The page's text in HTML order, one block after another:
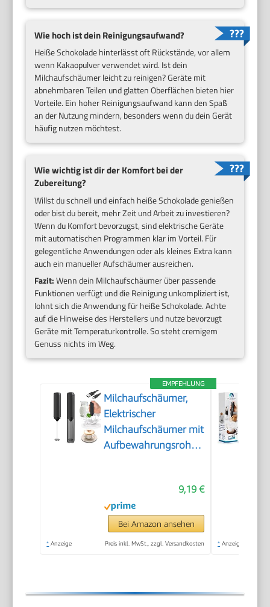
Wie hoch ist dein Reinigungsaufwand?
Heiße Schokolade hinterlässt oft Rückstände, vor allem
wenn Kakaopulver verwendet wird. Ist dein
Milchaufschäumer leicht zu reinigen? Geräte mit
abnehmbaren Teilen und glatten Oberflächen bieten hier
Vorteile. Ein hoher Reinigungsaufwand kann den Spaß
an der Nutzung mindern, besonders wenn du dein Gerät
häufig nutzen möchtest.
Wie wichtig ist dir der Komfort bei der
Zubereitung?
Willst du schnell und einfach heiße Schokolade genießen
oder bist du bereit, mehr Zeit und Arbeit zu investieren?
Wenn du Komfort bevorzugst, sind elektrische Geräte
mit automatischen Programmen klar im Vorteil. Für
gelegentliche Anwendungen oder als kleines Extra kann
auch ein manueller Aufschäumer ausreichen.
Fazit:Wenn dein Milchaufschäumer über passende
Funktionen verfügt und die Reinigung unkompliziert ist,
lohnt sich die Anwendung für heiße Schokolade. Achte
auf die Hinweise des Herstellers und nutze bevorzugt
Geräte mit Temperaturkontrolle. So steht cremigem
Genuss nichts im Weg.
EMPFEHLUNG
Milchaufschäumer,
Elektrischer
Milchaufschäumer mit
Aufbewahrungsrohr,
mit 14.000 U/min,
Mini Mixer für Matcha
Latte, Cappuccino,
Küchenaccessoires
9,19 €
Bei Amazon ansehen
* Anzeige Preis inkl. MwSt., zzgl. Versandkosten * Anzeige